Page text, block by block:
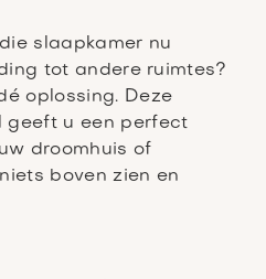
slaapkamer nu
tot andere ruimtes?
oplossing. Deze
geeft u een perfect
droomhuis of
boven zien en